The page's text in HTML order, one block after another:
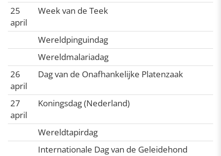
25
april
Week van de Teek
Wereldpinguindag
Wereldmalariadag
26
april
Dag van de Onafhankelijke Platenzaak
27
april
Koningsdag (Nederland)
Wereldtapirdag
Internationale Dag van de Geleidehond